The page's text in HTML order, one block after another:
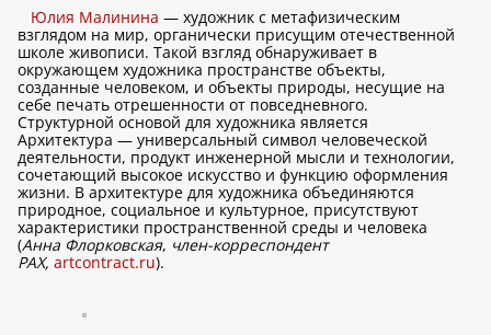
Юлия Малинина — художник с метафизическим
взглядом на мир, органически присущим отечественной
школе живописи. Такой взгляд обнаруживает в
окружающем художника пространстве объекты,
созданные человеком, и объекты природы, несущие на
себе печать отрешенности от повседневного.
Структурной основой для художника является
Архитектура — универсальный символ человеческой
деятельности, продукт инженерной мысли и технологии,
сочетающий высокое искусство и функцию оформления
жизни. В архитектуре для художника объединяются
природное, социальное и культурное, присутствуют
характеристики пространственной среды и человека
(Анна Флорковская, член-корреспондент
РАХ, artcontract.ru).